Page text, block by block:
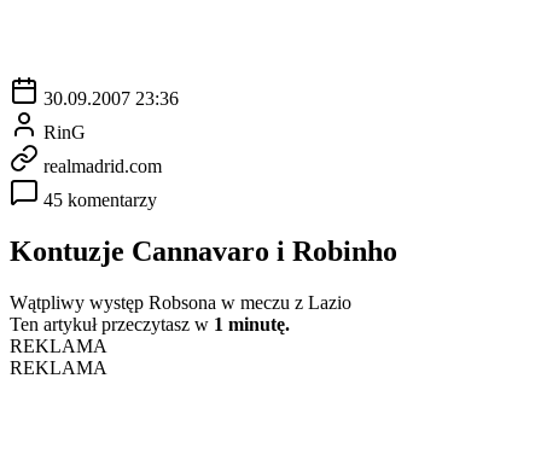
30.09.2007 23:36
RinG
realmadrid.com
45 komentarzy
Kontuzje Cannavaro i Robinho
Wątpliwy występ Robsona w meczu z Lazio
Ten artykuł przeczytasz w 1 minutę.
REKLAMA
REKLAMA